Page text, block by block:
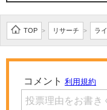
TOP > リサーチ > ラ